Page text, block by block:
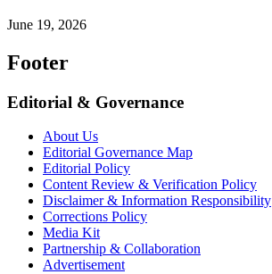
June 19, 2026
Footer
Editorial & Governance
About Us
Editorial Governance Map
Editorial Policy
Content Review & Verification Policy
Disclaimer & Information Responsibility
Corrections Policy
Media Kit
Partnership & Collaboration
Advertisement